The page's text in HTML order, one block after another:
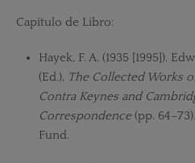
Capítulo de Libro:
Hayek, F. A. (1935 [1995]).
(Ed.), The Collected Works
Contra Keynes and
Correspondence(pp.
Fund.